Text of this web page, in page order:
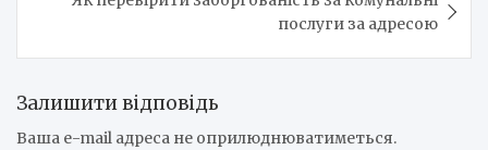
послуги за адресою
Залишити відповідь
Ваша e-mail адреса не оприлюднюватиметься.